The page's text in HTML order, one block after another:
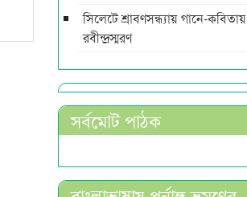
সিলেটে শ্রাবণসন্ধ্যায় গানে-কবিতায়
রবীন্দ্রস্মরণ
সর্বমোট পাঠক